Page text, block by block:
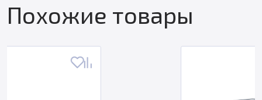
Похожие товары